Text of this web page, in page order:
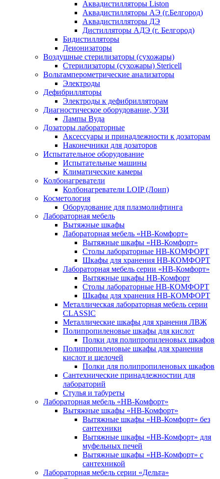
Аквадистилляторы Liston
Аквадистилляторы АЭ (г.Белгород)
Аквадистилляторы ДЭ
Дистилляторы АДЭ (г. Белгород)
Бидистилляторы
Деионизаторы
Воздушные стерилизаторы (сухожары)
Стерилизаторы (сухожары) Stericell
Вольтамперометрические анализаторы
Электроды
Дефибрилляторы
Электроды к дефибрилляторам
Диагностическое оборудование, УЗИ
Лампы Вуда
Дозаторы лабораторные
Аксессуары и принадлежности к дозаторам
Наконечники для дозаторов
Испытательное оборудование
Испытательные машины
Климатические камеры
Колбонагреватели
Колбонагреватели LOIP (Лоип)
Косметология
Оборудование для плазмолифтинга
Лабораторная мебель
Вытяжные шкафы
Лабораторная мебель «НВ-Комфорт»
Вытяжные шкафы «НВ-Комфорт»
Столы лабораторные НВ-КОМФОРТ
Шкафы для хранения НВ-КОМФОРТ
Лабораторная мебель серии «НВ-Комфорт»
Вытяжные шкафы НВ-Комфорт
Столы лабораторные НВ-КОМФОРТ
Шкафы для хранения НВ-КОМФОРТ
Металлическая лабораторная мебель серии
CLASSIC
Металлические шкафы для хранения ЛВЖ
Полипропиленовые шкафы для кислот
Полки для полипропиленовых шкафов
Полипропиленовые шкафы для хранения
кислот и щелочей
Полки для полипропиленовых шкафов
Сантехнические принадлежностии для
лабораторий
Стулья и табуреты
Лабораторная мебель «НВ-Комфорт»
Вытяжные шкафы «НВ-Комфорт»
Вытяжные шкафы «НВ-Комфорт» без
сантехники
Вытяжные шкафы «НВ-Комфорт» для
муфельных печей
Вытяжные шкафы «НВ-Комфорт» с
сантехникой
Лабораторная мебель серии «Дельта»